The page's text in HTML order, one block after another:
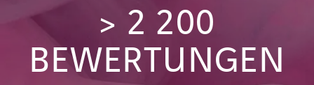
> 2 200
BEWERTUNGEN